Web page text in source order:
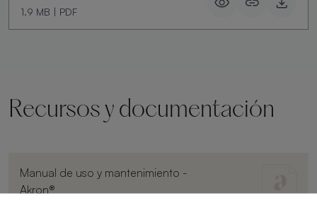
1.9 MB | PDF
Recursos y documentación
Manual de uso y mantenimiento -
Akron®